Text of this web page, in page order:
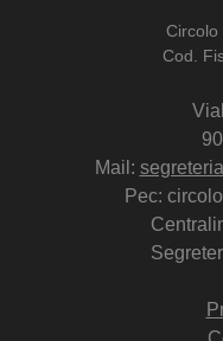
Circolo
Cod.
Mail:
Pec: